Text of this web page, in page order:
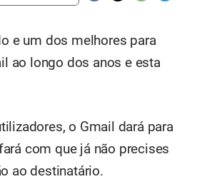
e um dos melhores para
ao longo dos anos e esta
o Gmail dará para
com que já não precises
ao destinatário.